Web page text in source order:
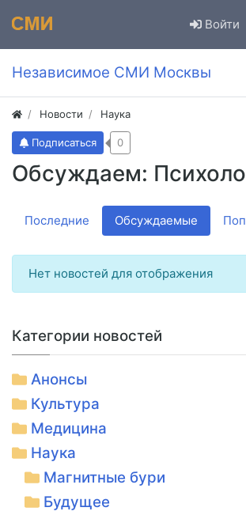
Войти
Независимое СМИ Москвы
Новости Наука
Обсуждаем:
Подписаться 0
Последние Обсуждаемые
Нет новостей для отображения
Категории новостей
Анонсы
Культура
Медицина
Наука
Магнитные бури
Будущее